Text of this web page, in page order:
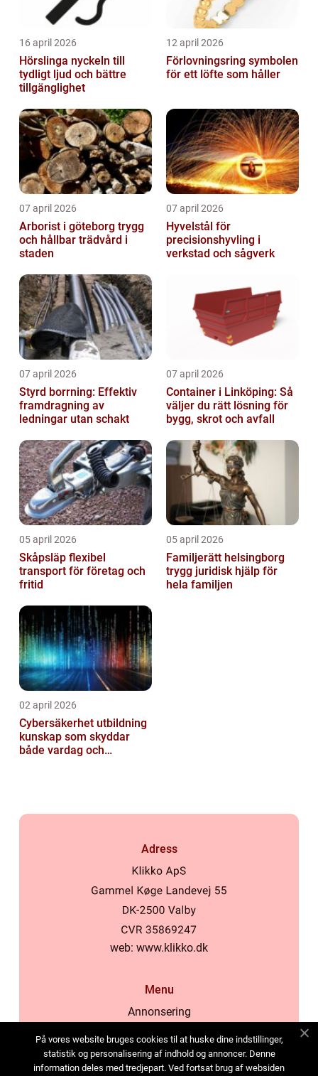
16 april 2026
Hörslinga nyckeln till
tydligt ljud och bättre
tillgänglighet
12 april 2026
Förlovningsring symbolen
för ett löfte som håller
07 april 2026
Arborist i göteborg trygg
och hållbar trädvård i
staden
07 april 2026
Hyvelstål för
precisionshyvling i
verkstad och sågverk
07 april 2026
Styrd borrning: Effektiv
framdragning av
ledningar utan schakt
07 april 2026
Container i Linköping: Så
väljer du rätt lösning för
bygg, skrot och avfall
05 april 2026
Skåpsläp flexibel
transport för företag och
fritid
05 april 2026
Familjerätt helsingborg
trygg juridisk hjälp för
hela familjen
02 april 2026
Cybersäkerhet utbildning
kunskap som skyddar
både vardag och
Adress
web: www.klikko.dk
Menu
Annonsering
Cookies
Kontakta oss
På vores website bruges cookies til at huske dine indstillinger,
statistik og personalisering af indhold og annoncer. Denne
information deles med tredjepart. Ved fortsat brug af websiden